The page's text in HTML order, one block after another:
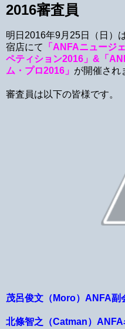
2016審査員
明日2016年9月25日（日）
宿店にて
「ANFAニュージ
ペティション2016」&「
ム・プロ2016」 が開催され
審査員は以下の皆様です。
茂呂俊文（Moro）ANFA副
北條智之（Catman）ANFA